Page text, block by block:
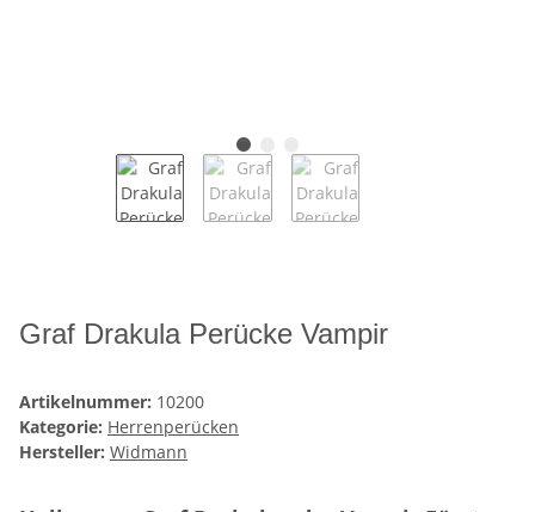
Graf Drakula Perücke Vampir
Artikelnummer: 10200
Kategorie: Herrenperücken
Hersteller: Widmann